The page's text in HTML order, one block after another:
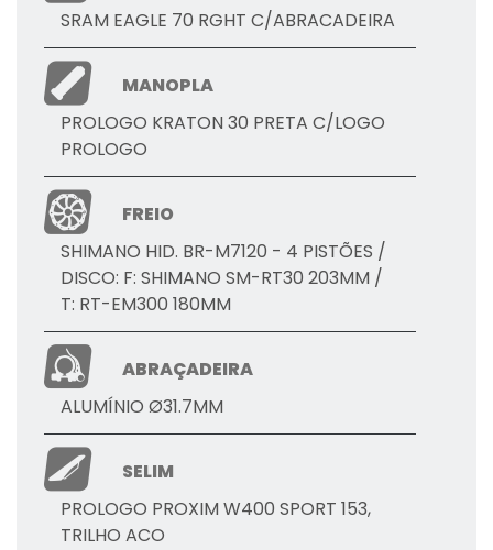
SRAM EAGLE 70 RGHT C/ABRACADEIRA
MANOPLA
PROLOGO KRATON 30 PRETA C/LOGO
PROLOGO
FREIO
SHIMANO HID. BR-M7120 - 4 PISTÕES /
DISCO: F: SHIMANO SM-RT30 203MM /
T: RT-EM300 180MM
ABRAÇADEIRA
ALUMÍNIO Ø31.7MM
SELIM
PROLOGO PROXIM W400 SPORT 153,
TRILHO ACO